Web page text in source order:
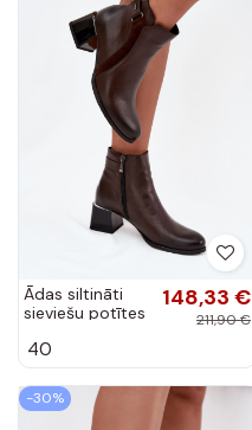
Ādas siltināti
sieviešu potītes
papēžiem,
Zazoo 60563
148,33 €
211,90 €
40
-30%